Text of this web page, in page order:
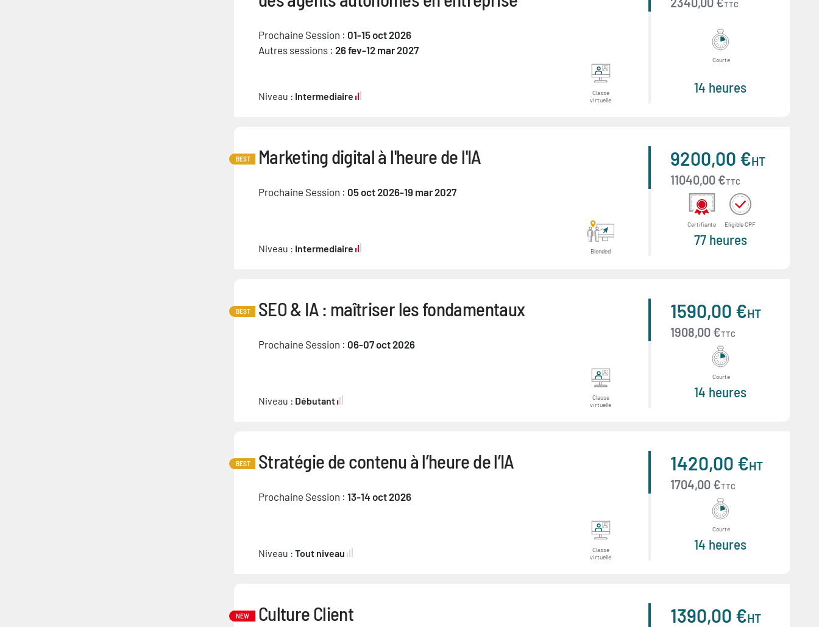
Prochaine Session : 01-15 oct 2026
Autres sessions : 26 fev-12 mar 2027
Niveau : Intermediaire
Classe
virtuelle
TTC
Courte
14 heures
BEST Marketing digital à l'heure de l'IA
Prochaine Session : 05 oct 2026-19 mar 2027
Niveau : Intermediaire Blended
9200,00 €HT
11040,00 €TTC
Certifiante Eligible CPF
77 heures
BEST SEO & IA : maîtriser les fondamentaux
Prochaine Session : 06-07 oct 2026
Niveau : Débutant
Classe
virtuelle
1590,00 €HT
1908,00 €TTC
Courte
14 heures
BEST Stratégie de contenu à l’heure de l’IA
Prochaine Session : 13-14 oct 2026
Niveau : Tout niveau
Classe
virtuelle
1420,00 €HT
1704,00 €TTC
Courte
14 heures
NEW Culture Client 1390,00 €HT